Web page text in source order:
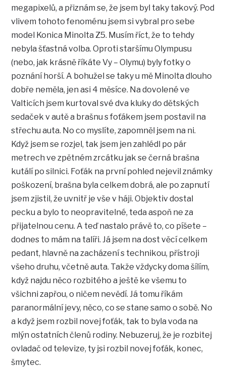
megapixelů, a přiznám se, že jsem byl taky takový. Pod
vlivem tohoto fenoménu jsem si vybral pro sebe
model Konica Minolta Z5. Musím říct, že to tehdy
nebyla šťastná volba. Oproti staršímu Olympusu
(nebo, jak krásně říkáte Vy – Olymu) byly fotky o
poznání horší. A bohužel se taky u mě Minolta dlouho
dobře neměla, jen asi 4 měsíce. Na dovolené ve
Valticích jsem kurtoval své dva kluky do dětských
sedaček v autě a brašnu s foťákem jsem postavil na
střechu auta. No co myslíte, zapomněl jsem na ni.
Když jsem se rozjel, tak jsem jen zahlédl po pár
metrech ve zpětném zrcátku jak se černá brašna
kutálí po silnici. Foťák na první pohled nejevil známky
poškození, brašna byla celkem dobrá, ale po zapnutí
jsem zjistil, že uvnitř je vše v háji. Objektiv dostal
pecku a bylo to neopravitelné, teda aspoň ne za
přijatelnou cenu. A teď nastalo právě to, co píšete –
dodnes to mám na talíři. Já jsem na dost věcí celkem
pedant, hlavně na zacházení s technikou, přístroji
všeho druhu, včetně auta. Takže vždycky doma šílím,
když najdu něco rozbitého a ještě ke všemu to
všichni zapřou, o ničem nevědí. Já tomu říkám
paranormální jevy, něco, co se stane samo o sobě. No
a když jsem rozbil novej foťák, tak to byla voda na
mlýn ostatních členů rodiny. Nebuzeruj, že je rozbitej
ovladač od televize, ty jsi rozbil novej foťák, konec,
šmytec.